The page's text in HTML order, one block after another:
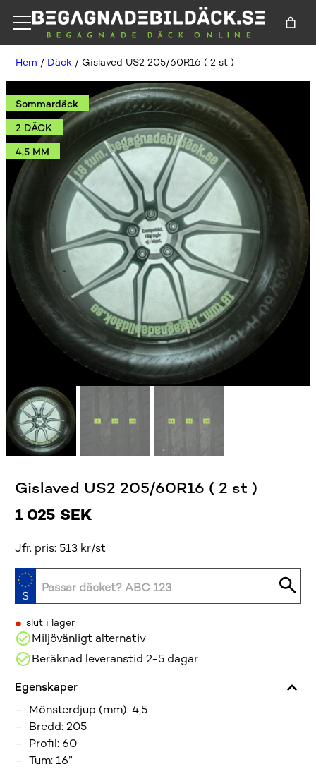
Hem / Däck / Gislaved US2 205/60R16 ( 2 st )
Sommardäck
2 DÄCK
4,5 MM
Gislaved US2 205/60R16 ( 2 st )
1 025 SEK
Jfr. pris: 513 kr/st
• slut i lager
Miljövänligt alternativ
Beräknad leveranstid 2-5 dagar
Egenskaper
Mönsterdjup (mm):4,5
Bredd:205
Profil: 60
Tum:16”